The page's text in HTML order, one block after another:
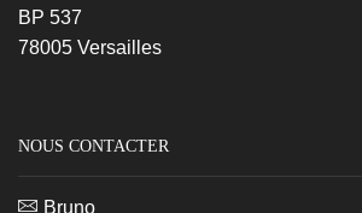
BP 537
78005 Versailles
NOUS CONTACTER
Bruno